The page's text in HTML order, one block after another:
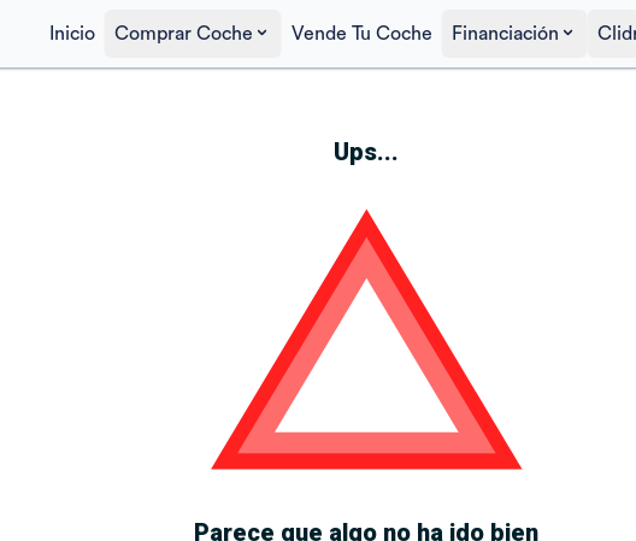
Inicio Comprar Coche Vende Tu Coche Financiación
Ups...
Parece que algo no ha ido bien